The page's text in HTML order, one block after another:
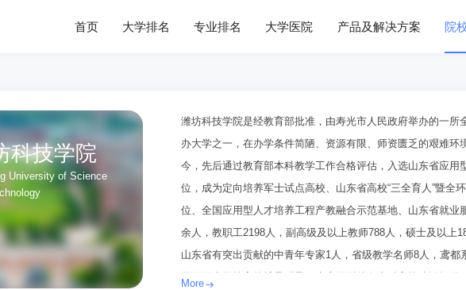
首页 大学排名 专业排名 大学医院 产品及解决方案 院
科技学院
University of Science
潍坊科技学院是经教育部批准，由寿光市人民政府举办的一
办大学之一，在办学条件简陋、资源有限、师资匮乏的艰难
今，先后通过教育部本科教学工作合格评估，入选山东省应
位，成为定向培养军士试点高校、山东省高校“三全育人”暨
位、全国应用型人才培养工程产教融合示范基地、山东省就
余人，教职工2198人，副高级及以上教师788人，硕士及以上
山东省有突出贡献的中青年专家1人，省级教学名师8人，鸢
国海洋大学等高校博导硕导，为应用型特色本科高校建设提供
More